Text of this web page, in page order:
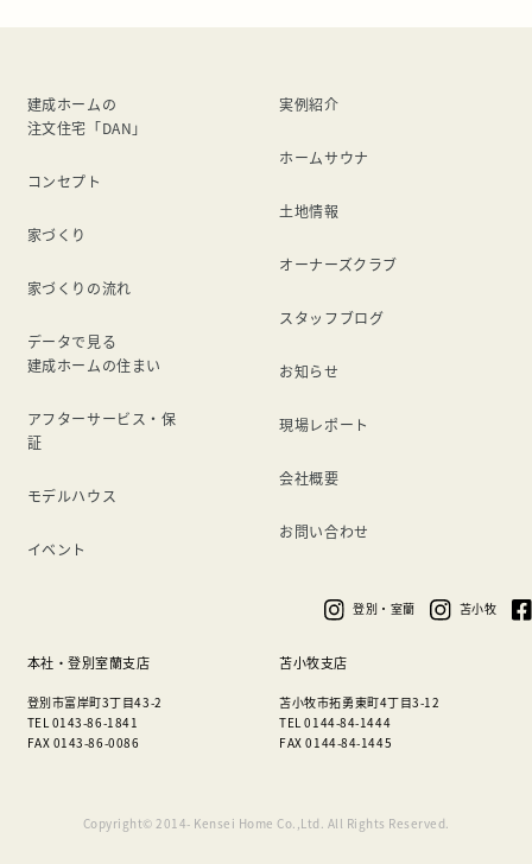
建成ホームの
注文住宅「DAN」
コンセプト
家づくり
家づくりの流れ
データで見る
建成ホームの住まい
アフターサービス・保
証
モデルハウス
イベント
実例紹介
ホームサウナ
土地情報
オーナーズクラブ
スタッフブログ
お知らせ
現場レポート
会社概要
お問い合わせ
本社・登別室蘭支店
登別市富岸町3丁目43-2
TEL 0143-86-1841
FAX 0143-86-0086
苫小牧支店
苫小牧市拓勇東町4丁目3-12
TEL 0144-84-1444
FAX 0144-84-1445
登別・室蘭 苫小牧
Copyright© 2014- Kensei Home Co.,Ltd. All Rights Reserved.